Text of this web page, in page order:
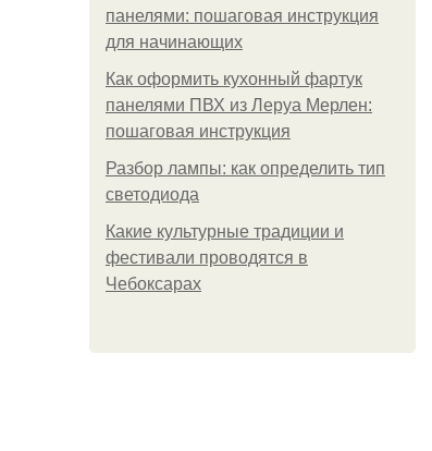
панелями: пошаговая инструкция
для начинающих
Как оформить кухонный фартук
панелями ПВХ из Леруа Мерлен:
пошаговая инструкция
Разбор лампы: как определить тип
светодиода
Какие культурные традиции и
фестивали проводятся в
Чебоксарах